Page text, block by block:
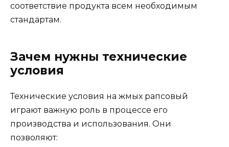
соответствие продукта всем необходимым
стандартам.
Зачем нужны технические
условия
Технические условия на жмых рапсовый
играют важную роль в процессе его
производства и использования. Они
позволяют: